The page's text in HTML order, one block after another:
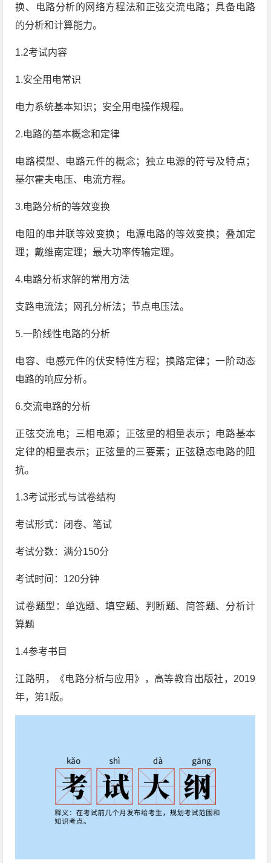
换、电路分析的网络方程法和正弦交流电路；具备电路
的分析和计算能力。
1.2考试内容
1.安全用电常识
电力系统基本知识；安全用电操作规程。
2.电路的基本概念和定律
电路模型、电路元件的概念；独立电源的符号及特点；
基尔霍夫电压、电流方程。
3.电路分析的等效变换
电阻的串并联等效变换；电源电路的等效变换；叠加定
理；戴维南定理；最大功率传输定理。
4.电路分析求解的常用方法
支路电流法；网孔分析法；节点电压法。
5.一阶线性电路的分析
电容、电感元件的伏安特性方程；换路定律；一阶动态
电路的响应分析。
6.交流电路的分析
正弦交流电；三相电源；正弦量的相量表示；电路基本
定律的相量表示；正弦量的三要素；正弦稳态电路的阻
抗。
1.3考试形式与试卷结构
考试形式：闭卷、笔试
考试分数：满分150分
考试时间：120分钟
试卷题型：单选题、填空题、判断题、简答题、分析计
算题
1.4参考书目
江路明，《电路分析与应用》，高等教育出版社，2019
年，第1版。